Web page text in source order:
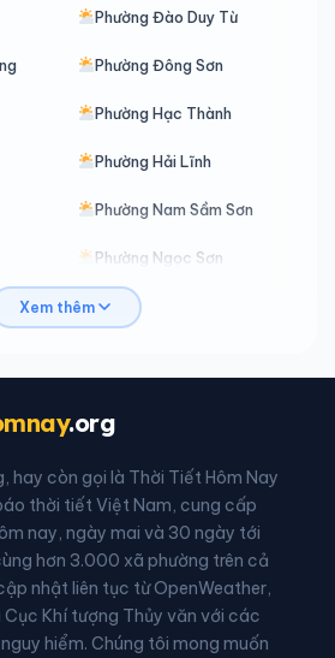
Phường Đào Duy Từ
Phường Đông Sơn
Phường Hạc Thành
Phường Hải Lĩnh
Phường Nam Sầm Sơn
Phường Ngọc Sơn
Phường Quảng Phú
Xã Bá Thước
Xã Biện Thượng
Xã Cẩm Tân
Xã Cẩm Thủy
Xem thêm
.org
hay còn gọi là Thời Tiết Hôm Nay
thời tiết Việt Nam, cung cấp
nay, ngày mai và 30 ngày tới
hơn 3.000 xã phường trên cả
nhật liên tục từ OpenWeather,
Khí tượng Thủy văn với các
hiểm. Chúng tôi mong muốn